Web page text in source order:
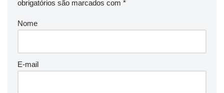
obrigatórios são marcados com *
Nome
E-mail